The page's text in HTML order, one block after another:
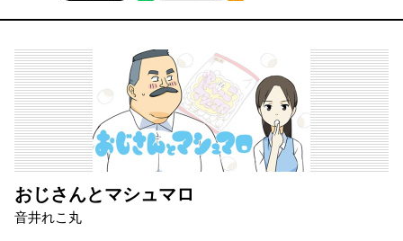
おじさんとマシュマロ
音井れこ丸